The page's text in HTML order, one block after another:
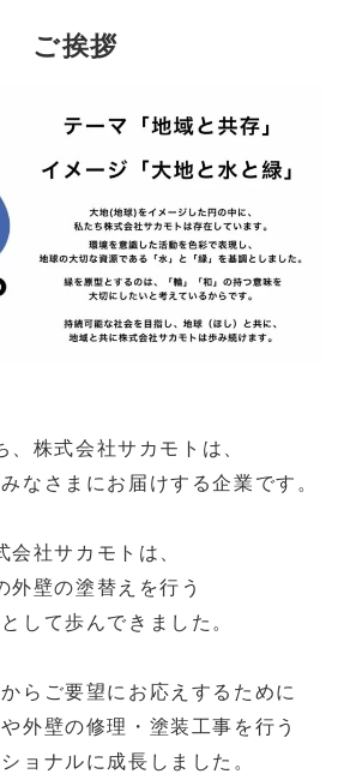
ご挨拶
、株式会社サカモトは、
なさまにお届けする企業です。
会社サカモトは、
外壁の塗替えを行う
して歩んできました。
らご要望にお応えするために
外壁の修理・塗装工事を行う
ョナルに成長しました。